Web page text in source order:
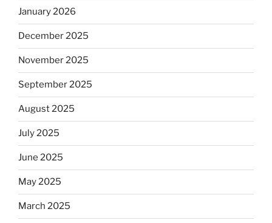
January 2026
December 2025
November 2025
September 2025
August 2025
July 2025
June 2025
May 2025
March 2025